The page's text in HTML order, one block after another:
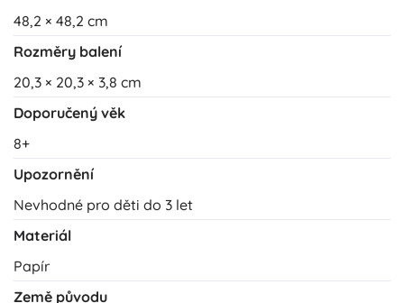
48,2 × 48,2 cm
Rozměry balení
20,3 × 20,3 × 3,8 cm
Doporučený věk
8+
Upozornění
Nevhodné pro děti do 3 let
Materiál
Papír
Země původu